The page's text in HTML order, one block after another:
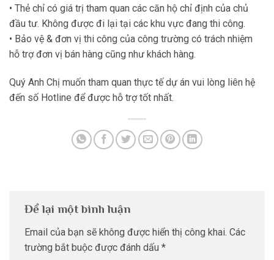
• Thẻ chỉ có giá trị tham quan các căn hộ chỉ định của chủ
đầu tư. Không được đi lại tại các khu vực đang thi công.
• Bảo vệ & đơn vị thi công của công trường có trách nhiệm
hỗ trợ đơn vị bán hàng cũng như khách hàng.
Quý Anh Chị muốn tham quan thực tế dự án vui lòng liên hệ
đến số Hotline để được hỗ trợ tốt nhất.
Để lại một bình luận
Email của bạn sẽ không được hiển thị công khai. Các
trường bắt buộc được đánh dấu *